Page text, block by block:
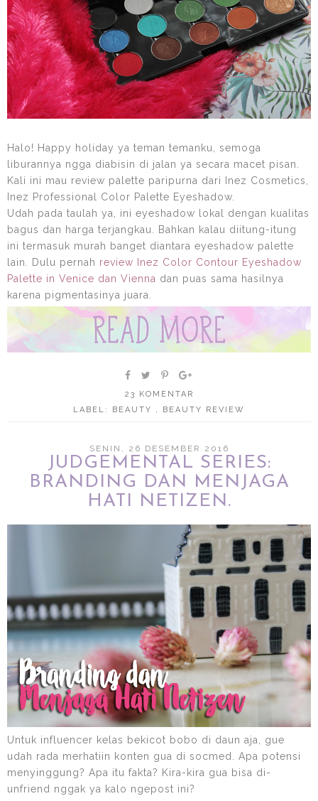
Halo! Happy holiday ya teman temanku, semoga
liburannya ngga diabisin di jalan ya secara macet pisan.
Kali ini mau review palette paripurna dari Inez Cosmetics,
Inez Professional Color Palette Eyeshadow.
Udah pada taulah ya, ini eyeshadow lokal dengan kualitas
bagus dan harga terjangkau. Bahkan kalau diitung-itung
ini termasuk murah banget diantara eyeshadow palette
lain. Dulu pernah review Inez Color Contour Eyeshadow
Palette in Venice dan Vienna dan puas sama hasilnya
karena pigmentasinya juara.
23 KOMENTAR
LABEL:
BEAUTY , BEAUTY REVIEW
SENIN, 26 DESEMBER 2016
JUDGEMENTAL SERIES:
BRANDING DAN MENJAGA
HATI NETIZEN.
Untuk influencer kelas bekicot bobo di daun aja, gue
udah rada merhatiin konten gua di socmed. Apa potensi
menyinggung? Apa itu fakta? Kira-kira gua bisa di-
unfriend nggak ya kalo ngepost ini?